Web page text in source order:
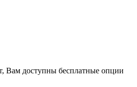
Вам доступны бесплатные опции